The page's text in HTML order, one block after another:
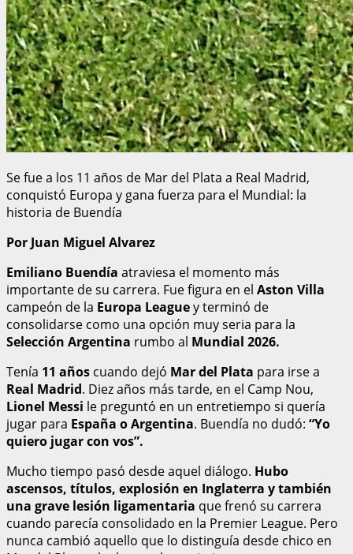
Se fue a los 11 años de Mar del Plata a Real Madrid,
conquistó Europa y gana fuerza para el Mundial: la
historia de Buendía
Por Juan Miguel Alvarez
Emiliano Buendía atraviesa el momento más
importante de su carrera. Fue figura en el Aston Villa
campeón de la Europa Leaguey terminó de
consolidarse como una opción muy seria para la
Selección Argentina rumbo al Mundial 2026.
Tenía 11 años cuando dejó Mar del Plata para irse a
Real Madrid. Diez años más tarde, en el Camp Nou,
Lionel Messi le preguntó en un entretiempo si quería
jugar para España o Argentina. Buendía no dudó: “Yo
quiero jugar con vos”.
Mucho tiempo pasó desde aquel diálogo. Hubo
ascensos, títulos, explosión en Inglaterra y también
una grave lesión ligamentaria que frenó su carrera
cuando parecía consolidado en la Premier League. Pero
nunca cambió aquello que lo distinguía desde chico en